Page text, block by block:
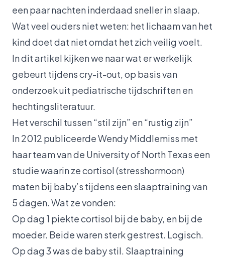
een paar nachten inderdaad sneller in slaap.
Wat veel ouders niet weten: het lichaam van het
kind doet dat niet omdat het zich veilig voelt.
In dit artikel kijken we naar wat er werkelijk
gebeurt tijdens cry-it-out, op basis van
onderzoek uit pediatrische tijdschriften en
hechtingsliteratuur.
Het verschil tussen “stil zijn” en “rustig zijn”
In 2012 publiceerde Wendy Middlemiss met
haar team van de University of North Texas een
studie waarin ze cortisol (stresshormoon)
maten bij baby’s tijdens een slaaptraining van
5 dagen. Wat ze vonden:
Op dag 1 piekte cortisol bij de baby, en bij de
moeder. Beide waren sterk gestrest. Logisch.
Op dag 3 was de baby stil. Slaaptraining